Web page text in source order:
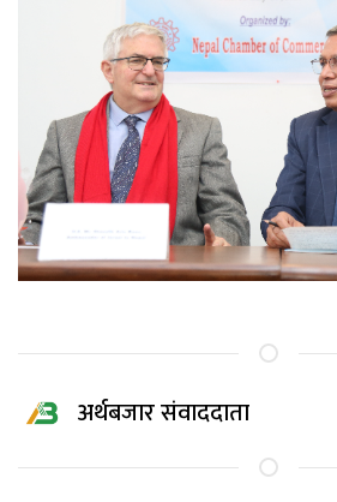
अर्थबजार संवाददाता